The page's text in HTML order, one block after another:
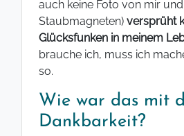
auch keine Foto von mir
Staubmagneten) versprüht
Glücksfunken in meinem
brauche ich, muss ich
so.
Wie war das mit
Dankbarkeit?